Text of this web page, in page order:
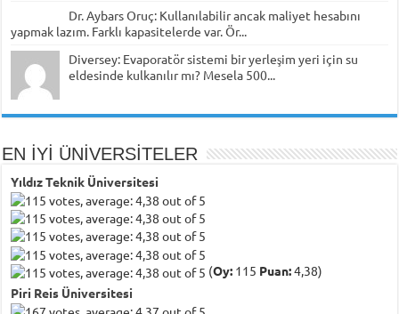
Dr. Aybars Oruç: Kullanılabilir ancak maliyet hesabını
yapmak lazım. Farklı kapasitelerde var. Ör...
Diversey: Evaporatör sistemi bir yerleşim yeri için su
eldesinde kulkanılır mı? Mesela 500...
EN İYİ ÜNİVERSİTELER
Yıldız Teknik Üniversitesi
(Oy: 115 Puan:4,38)
Piri Reis Üniversitesi